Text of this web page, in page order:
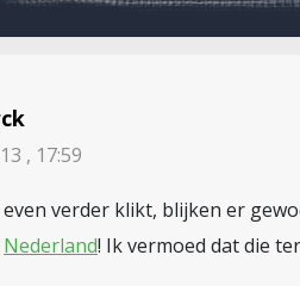
, 17:59
even verder klikt, blijken er
Nederland! Ik vermoed dat die